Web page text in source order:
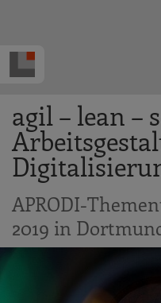
agil – lean –
APRODI-
2019 in